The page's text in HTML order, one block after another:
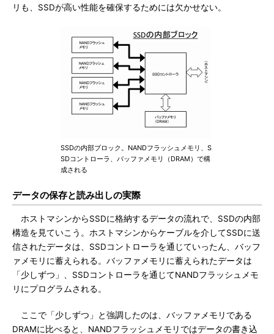
リも、SSDが高い性能を確保するためには欠かせない。
SSDの内部ブロック。NANDフラッシュメモリ、S
SDコントローラ、バッファメモリ（DRAM）で構
成される
データの保存と読み出しの実際
ホストマシンからSSDに格納するデータの流れで、SSDの内部
構造を見ていこう。ホストマシンからケーブルを介してSSDに送
信されたデータは、SSDコントローラを通じていったん、バッフ
ァメモリに蓄えられる。バッファメモリに蓄えられたデータは
「少しずつ」、SSDコントローラを通じてNANDフラッシュメモ
リにプログラムされる。
ここで「少しずつ」と強調したのは、バッファメモリである
DRAMに比べると、NANDフラッシュメモリではデータの書き込